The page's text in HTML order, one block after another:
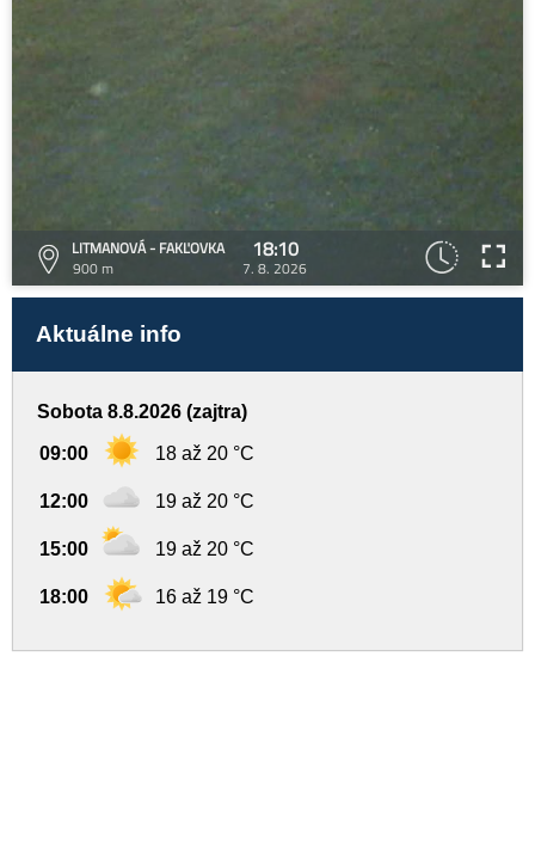
LITMANOVÁ - FAKĽOVKA
900 m
18:10
7. 8. 2026
Aktuálne info
Sobota 8.8.2026 (zajtra)
09:00 18 až 20 °C
12:00 19 až 20 °C
15:00 19 až 20 °C
18:00 16 až 19 °C